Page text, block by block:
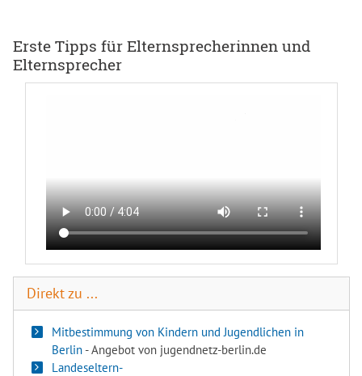
Erste Tipps für Elternsprecherinnen und
Elternsprecher
Direkt zu ...
Mitbestimmung von Kindern und Jugendlichen in
Berlin - Angebot von jugendnetz-berlin.de
Landeseltern-